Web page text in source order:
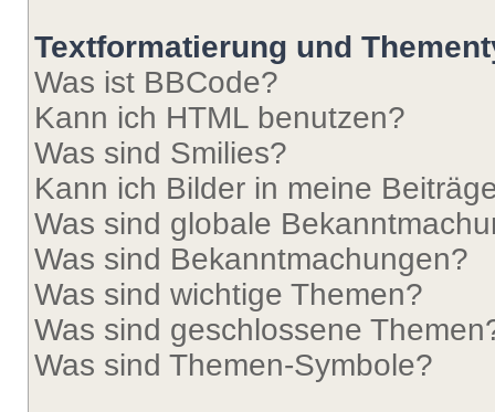
Textformatierung und
Was ist BBCode?
Kann ich HTML benutzen?
Was sind Smilies?
Kann ich Bilder in meine
Was sind globale
Was sind Bekanntmachungen?
Was sind wichtige Themen?
Was sind geschlossene
Was sind Themen-Symbole?